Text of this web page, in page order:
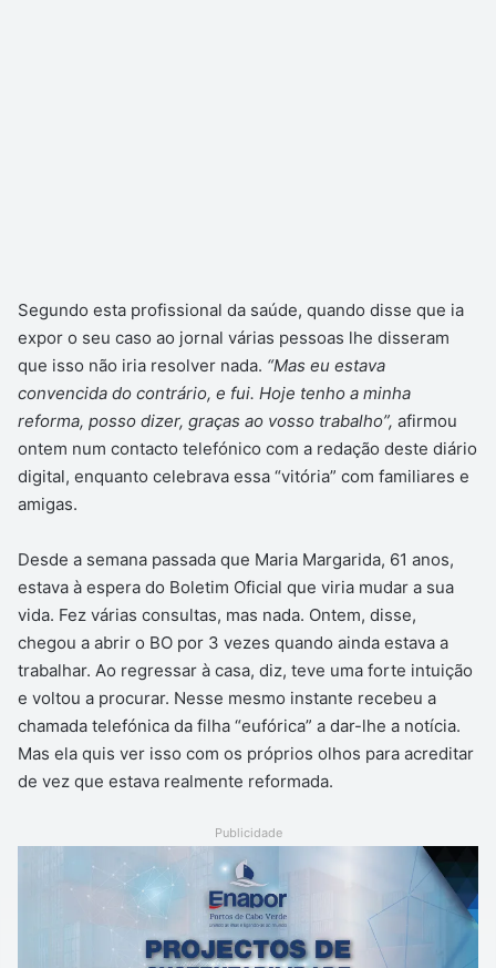
Segundo esta profissional da saúde, quando disse que ia
expor o seu caso ao jornal várias pessoas lhe disseram
que isso não iria resolver nada. “Mas eu estava
convencida do contrário, e fui. Hoje tenho a minha
reforma, posso dizer, graças ao vosso trabalho”, afirmou
ontem num contacto telefónico com a redação deste diário
digital, enquanto celebrava essa “vitória” com familiares e
amigas.
Desde a semana passada que Maria Margarida, 61 anos,
estava à espera do Boletim Oficial que viria mudar a sua
vida. Fez várias consultas, mas nada. Ontem, disse,
chegou a abrir o BO por 3 vezes quando ainda estava a
trabalhar. Ao regressar à casa, diz, teve uma forte intuição
e voltou a procurar. Nesse mesmo instante recebeu a
chamada telefónica da filha “eufórica” a dar-lhe a notícia.
Mas ela quis ver isso com os próprios olhos para acreditar
de vez que estava realmente reformada.
Publicidade